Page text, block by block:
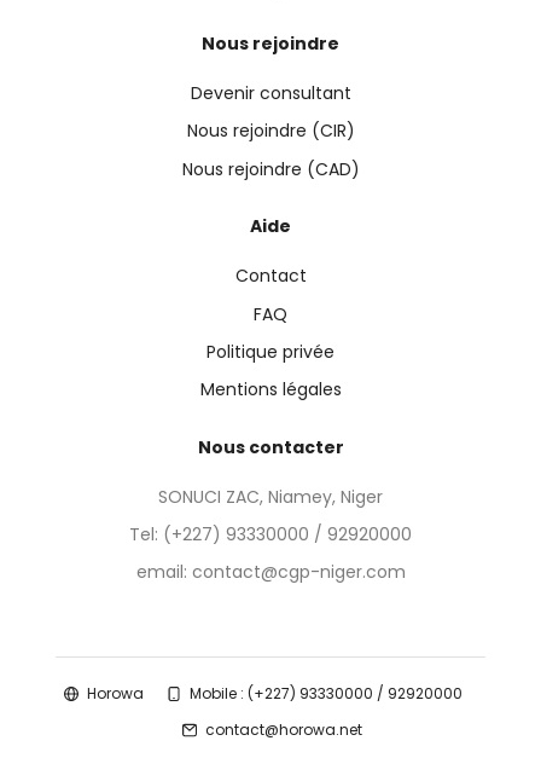
Nous rejoindre
Devenir consultant
Nous rejoindre (CIR)
Nous rejoindre (CAD)
Aide
Contact
FAQ
Politique privée
Mentions légales
Nous contacter
SONUCI ZAC, Niamey, Niger
Tel: (+227) 93330000 / 92920000
email: contact@cgp-niger.com
Horowa
Mobile : (+227) 93330000 / 92920000
contact@horowa.net